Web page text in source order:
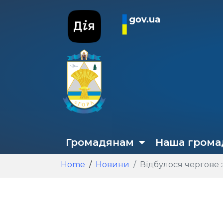
Громадянам Наша
Home Новини Відбулося чергове